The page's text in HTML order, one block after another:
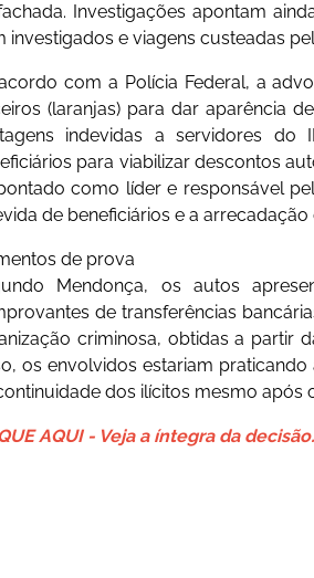
Investigações apontam
investigados e viagens custeadas
com a Polícia Federal, a
(laranjas) para dar aparência
indevidas a servidores do
para viabilizar descontos
como líder e responsável
de beneficiários e a arrecadação
de prova
Mendonça, os autos
de transferências
criminosa, obtidas a partir
os envolvidos estariam
dos ilícitos mesmo após
AQUI - Veja a íntegra da decisão.